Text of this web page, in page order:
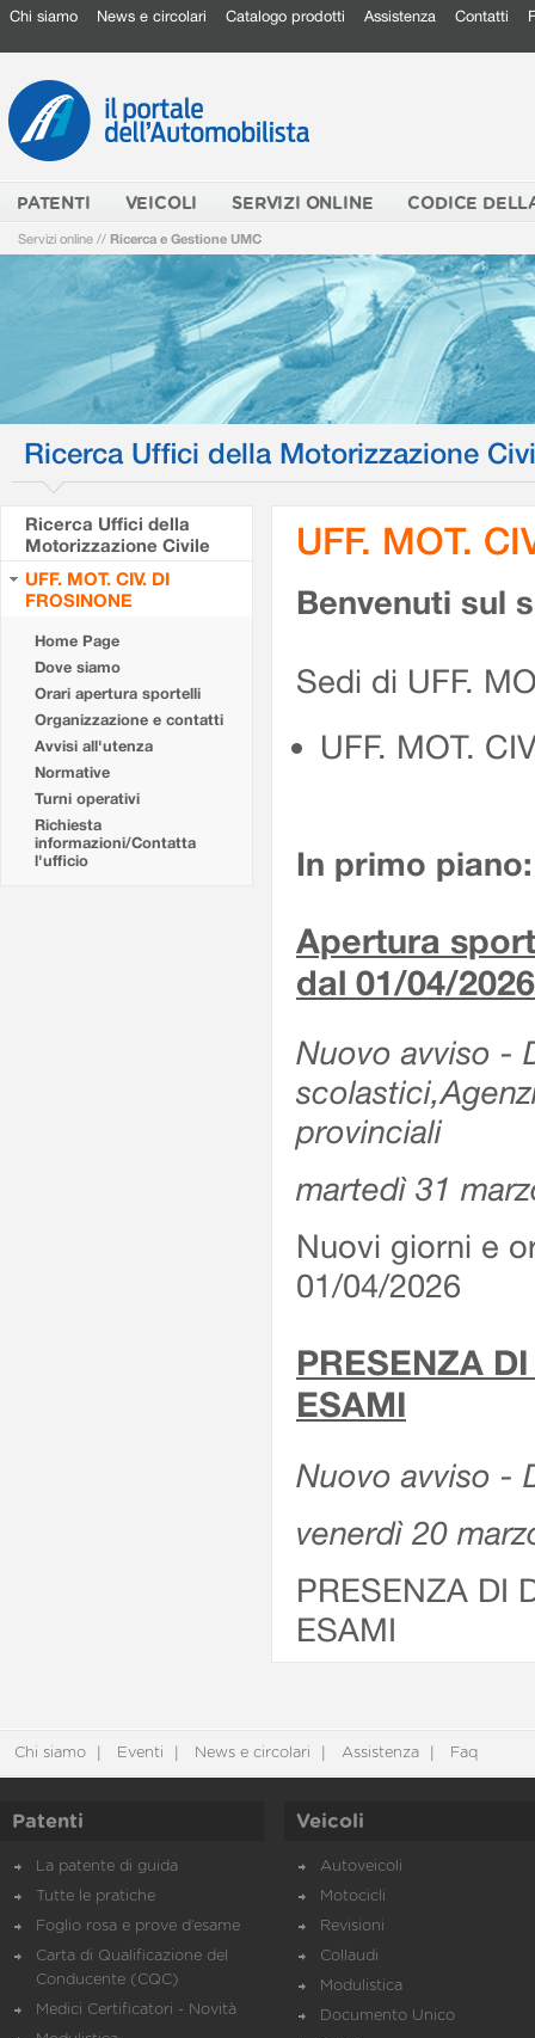
Chi siamo News e circolari Catalogo prodotti Assistenza Contatti
PATENTI VEICOLI SERVIZI ONLINE CODICE
Servizi online // Ricerca e Gestione UMC
Ricerca Uffici della Motorizzazione
Ricerca Uffici della
Motorizzazione Civile
UFF. MOT. CIV. DI
FROSINONE
Home Page
Dove siamo
Orari apertura sportelli
Organizzazione e contatti
Avvisi all'utenza
Normative
Turni operativi
Richiesta
informazioni/Contatta
l'ufficio
UFF. MOT.
Benvenuti sul
Sedi di UFF.
UFF. MOT.
In primo piano:
Apertura
dal 01/04/2026
Nuovo avviso -
provinciali
martedì 31
Nuovi giorni e
01/04/2026
PRESENZA
ESAMI
Nuovo avviso -
venerdì 20
PRESENZA DI
ESAMI
Chi siamo Eventi News e circolari Assistenza Faq
Patenti
La patente di guida
Tutte le pratiche
Foglio rosa e prove d’esame
Carta di Qualificazione del
Conducente (CQC)
Medici Certificatori - Novità
Veicoli
Autoveicoli
Motocicli
Revisioni
Collaudi
Modulistica
Documento Unico